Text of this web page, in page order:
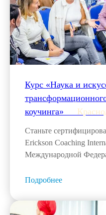
Курс «Наука и
коучинга»___
Станьте
Erickson Coaching
Международной
Подробнее